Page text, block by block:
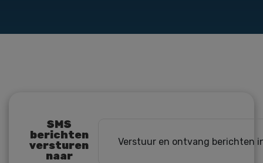
SMS
berichten
versturen
naar
Verstuur en ontvang berichten